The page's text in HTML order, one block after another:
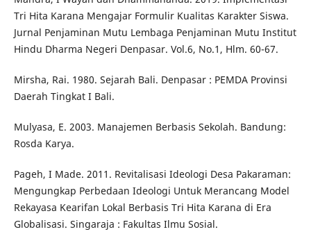
Tri Hita Karana Mengajar Formulir Kualitas Karakter Siswa.
Jurnal Penjaminan Mutu Lembaga Penjaminan Mutu Institut
Hindu Dharma Negeri Denpasar. Vol.6, No.1, Hlm. 60-67.
Mirsha, Rai. 1980. Sejarah Bali. Denpasar : PEMDA Provinsi
Daerah Tingkat I Bali.
Mulyasa, E. 2003. Manajemen Berbasis Sekolah. Bandung:
Rosda Karya.
Pageh, I Made. 2011. Revitalisasi Ideologi Desa Pakaraman:
Mengungkap Perbedaan Ideologi Untuk Merancang Model
Rekayasa Kearifan Lokal Berbasis Tri Hita Karana di Era
Globalisasi. Singaraja : Fakultas Ilmu Sosial.